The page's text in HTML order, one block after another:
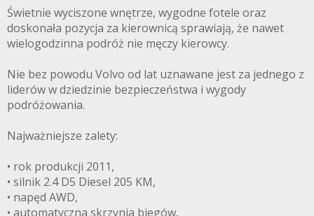
Świetnie wyciszone wnętrze, wygodne fotele oraz
doskonała pozycja za kierownicą sprawiają, że nawet
wielogodzinna podróż nie męczy kierowcy.
Nie bez powodu Volvo od lat uznawane jest za jednego z
liderów w dziedzinie bezpieczeństwa i wygody
podróżowania.
Najważniejsze zalety:
• rok produkcji 2011,
• silnik 2.4 D5 Diesel 205 KM,
• napęd AWD,
• automatyczna skrzynia biegów,